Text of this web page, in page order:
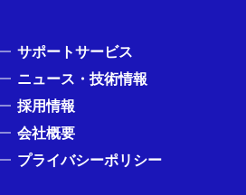
サポートサービス
ニュース・技術情報
採用情報
会社概要
プライバシーポリシー